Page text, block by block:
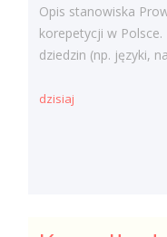
Opis stanowiska
korepetycji w
dziedzin (np. języki,
dzisiaj